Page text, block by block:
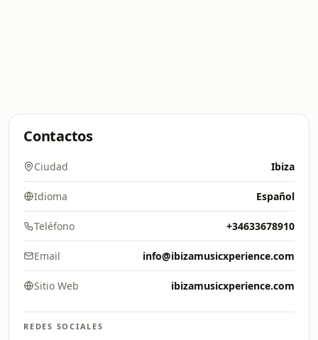
Contactos
Ciudad Ibiza
Idioma Español
Teléfono +34633678910
Email info@ibizamusicxperience.com
Sitio Web ibizamusicxperience.com
REDES SOCIALES